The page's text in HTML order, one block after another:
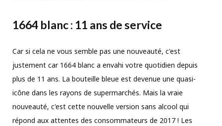
1664 blanc : 11 ans de service
Car si cela ne vous semble pas une nouveauté, c'est
justement car 1664 blanc a envahi votre quotidien depuis
plus de 11 ans. La bouteille bleue est devenue une quasi-
icône dans les rayons de supermarchés. Mais la vraie
nouveauté, c'est cette nouvelle version sans alcool qui
répond aux attentes des consommateurs de 2017 ! Les